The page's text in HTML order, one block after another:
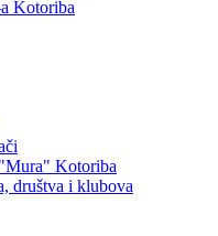
Kotoriba
Kotoriba
društva i klubova